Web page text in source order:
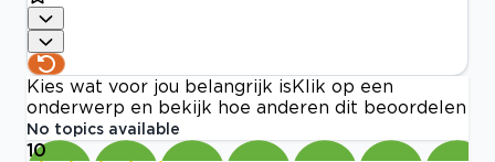
Kies wat voor jou belangrijk is Klik op een
onderwerp en bekijk hoe anderen dit beoordelen
No topics available
10